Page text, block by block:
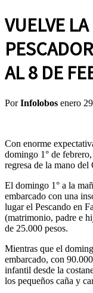
VUELVE
AL 8 DE
PorInfolobos enero
Con enorme
domingo 1° de
regresa de la mano del
El domingo 1° a la
embarcado con una
lugar el Pescando en
(matrimonio, padre e
de 25.000 pesos.
Mientras que el
embarcado, con
infantil desde la
los pequeños caña y